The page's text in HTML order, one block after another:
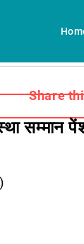
Share
सम्मान